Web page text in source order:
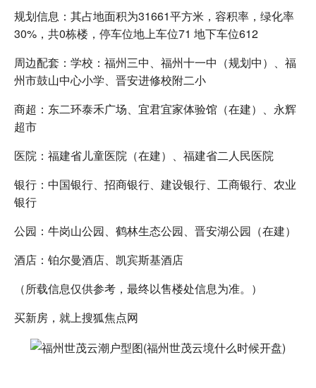
规划信息：其占地面积为31661平方米，容积率，绿化率
30%，共0栋楼，停车位地上车位71 地下车位612
周边配套：学校：福州三中、福州十一中（规划中）、福
州市鼓山中心小学、晋安进修校附二小
商超：东二环泰禾广场、宜君宜家体验馆（在建）、永辉
超市
医院：福建省儿童医院（在建）、福建省二人民医院
银行：中国银行、招商银行、建设银行、工商银行、农业
银行
公园：牛岗山公园、鹤林生态公园、晋安湖公园（在建）
酒店：铂尔曼酒店、凯宾斯基酒店
（所载信息仅供参考，最终以售楼处信息为准。）
买新房，就上搜狐焦点网